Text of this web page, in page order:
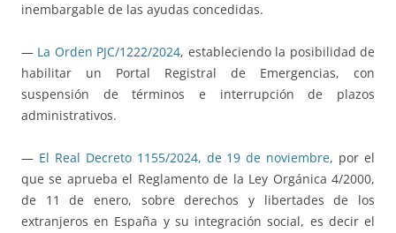
inembargable de las ayudas concedidas.
— La Orden PJC/1222/2024, estableciendo la posibilidad de
habilitar un Portal Registral de Emergencias, con
suspensión de términos e interrupción de plazos
administrativos.
— El Real Decreto 1155/2024, de 19 de noviembre, por el
que se aprueba el Reglamento de la Ley Orgánica 4/2000,
de 11 de enero, sobre derechos y libertades de los
extranjeros en España y su integración social, es decir el